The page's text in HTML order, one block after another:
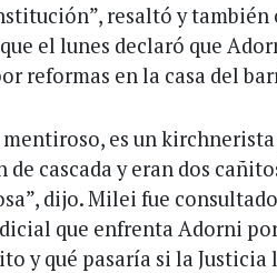
resaltó y
el lunes declaró que
reformas en la casa del
es un kirchnerista
cascada y eran dos
dijo. Milei fue
que enfrenta Adorni
y qué pasaría si la Justicia